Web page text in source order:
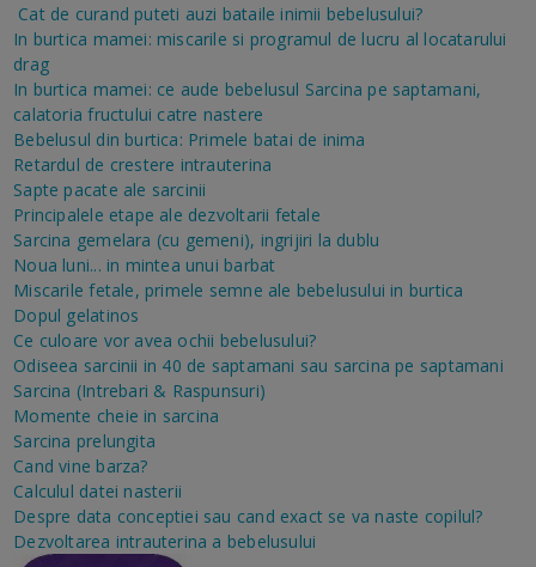
Cat de curand puteti auzi bataile inimii bebelusului?
In burtica mamei: miscarile si programul de lucru al locatarului
drag
In burtica mamei: ce aude bebelusul Sarcina pe saptamani,
calatoria fructului catre nastere
Bebelusul din burtica: Primele batai de inima
Retardul de crestere intrauterina
Sapte pacate ale sarcinii
Principalele etape ale dezvoltarii fetale
Sarcina gemelara (cu gemeni), ingrijiri la dublu
Noua luni... in mintea unui barbat
Miscarile fetale, primele semne ale bebelusului in burtica
Dopul gelatinos
Ce culoare vor avea ochii bebelusului?
Odiseea sarcinii in 40 de saptamani sau sarcina pe saptamani
Sarcina (Intrebari & Raspunsuri)
Momente cheie in sarcina
Sarcina prelungita
Cand vine barza?
Calculul datei nasterii
Despre data conceptiei sau cand exact se va naste copilul?
Dezvoltarea intrauterina a bebelusului